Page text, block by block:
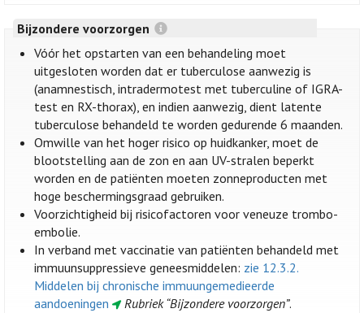
Bijzondere voorzorgen
Vóór het opstarten van een behandeling moet
uitgesloten worden dat er tuberculose aanwezig is
(anamnestisch, intradermotest met tuberculine of IGRA-
test en RX-thorax), en indien aanwezig, dient latente
tuberculose behandeld te worden gedurende 6 maanden.
Omwille van het hoger risico op huidkanker, moet de
blootstelling aan de zon en aan UV-stralen beperkt
worden en de patiënten moeten zonneproducten met
hoge beschermingsgraad gebruiken.
Voorzichtigheid bij risicofactoren voor veneuze trombo-
embolie.
In verband met vaccinatie van patiënten behandeld met
immuunsuppressieve geneesmiddelen: zie 12.3.2.
Middelen bij chronische immuungemedieerde
aandoeningen
Rubriek “Bijzondere voorzorgen”.